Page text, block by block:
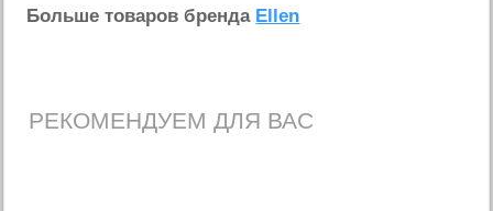
Больше товаров бренда Ellen
РЕКОМЕНДУЕМ ДЛЯ ВАС